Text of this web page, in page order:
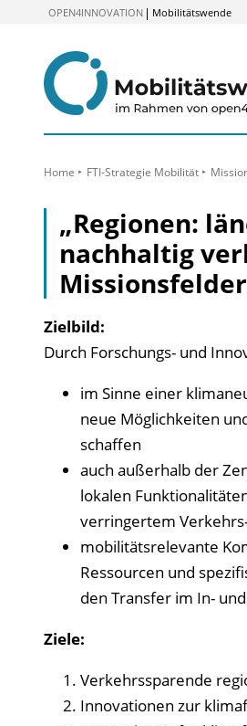
OPEN4INNOVATION Mobilitätswende
Anzeigen
Home FTI-Strategie Mobilität
„Regionen:
nachhaltig
Zielbild:
Durch Forschungs- und
im Sinne einer
neue Möglichkeiten
schaffen
auch außerhalb der
lokalen
verringertem
mobilitätsrelevante
Ressourcen und
den Transfer im In-
Ziele:
Verkehrssparende
Innovationen zur